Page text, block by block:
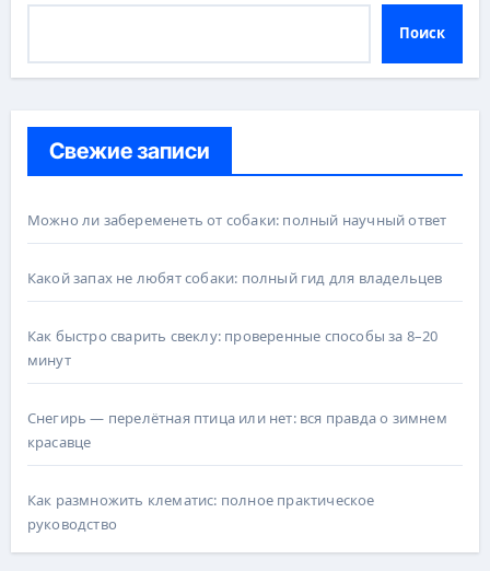
Поиск
Свежие записи
Можно ли забеременеть от собаки: полный научный ответ
Какой запах не любят собаки: полный гид для владельцев
Как быстро сварить свеклу: проверенные способы за 8–20
минут
Снегирь — перелётная птица или нет: вся правда о зимнем
красавце
Как размножить клематис: полное практическое
руководство